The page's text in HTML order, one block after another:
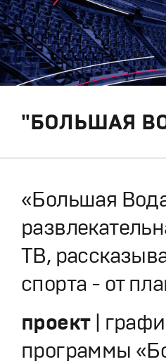
"БОЛЬШАЯ
«Большая
ТВ,
спорта - от
проект|
программы